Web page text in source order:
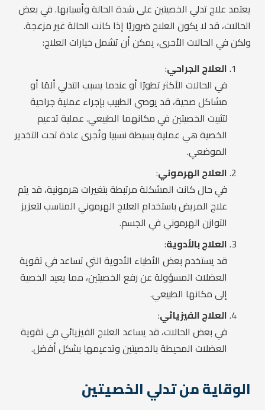
يعتمد علاج تدلي الخصيتين على شدة الحالة وأسبابها. في بعض
الحالات، قد لا يكون العلاج ضروريًا إذا كانت الحالة غير مزعجة.
ولكن في الحالات الأخرى، يمكن أن تشمل خيارات العلاج:
العلاج الجراحي:
في الحالات الأكثر تطورًا أو عندما يسبب التدلي ألمًا أو
مشاكل صحية، قد يوصي الطبيب بإجراء عملية جراحية
لتثبيت الخصيتين في مكانهما الطبيعي. عملية تدعيم
الخصية هي عملية بسيطة نسبيا وتُجرى عادة تحت التخدير
الموضعي.
العلاج الهرموني:
في حال كانت المشكلة مرتبطة بتغيرات هرمونية، قد يتم
علاج المريض باستخدام العلاج الهرموني المناسب لتعزيز
التوازن الهرموني في الجسم.
العلاج بالأدوية:
قد يستخدم بعض الأطباء الأدوية التي تساعد في تقوية
العضلات المسؤولة عن رفع الخصيتين، مما يعيد الخصية
إلى مكانها الطبيعي.
العلاج الفيزيائي:
في بعض الحالات، قد يساعد العلاج الفيزيائي في تقوية
العضلات المحيطة بالخصيتين وتدعيمها بشكل أفضل.
الوقاية من تدلي الخصيتين